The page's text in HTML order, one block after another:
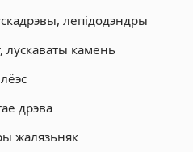
лепідодэндры
лускаваты камень
дрэва
жалязьняк